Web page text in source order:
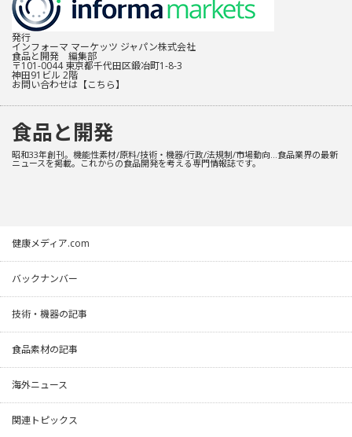
発行
インフォーマ マーケッツ ジャパン株式会社
食品と開発 編集部
〒101-0044 東京都千代田区鍛冶町1-8-3
神田91ビル 2階
お問い合わせは 【こちら】
食品と開発
昭和33年創刊。機能性素材/原料/技術・機器/行政/法規制/市場動向…食品業界の最新
ニュースを掲載。これからの食品開発を考える専門情報誌です。
健康メディア.com
バックナンバー
技術・機器の記事
食品素材の記事
海外ニュース
関連トピックス